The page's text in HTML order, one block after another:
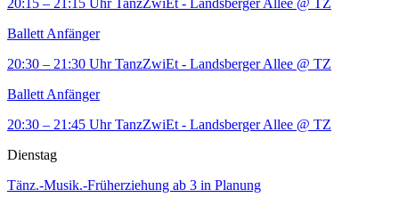
Ballett Anfänger
20:30 – 21:30 Uhr TanzZwiEt - Landsberger Allee @ TZ
Ballett Anfänger
20:30 – 21:45 Uhr TanzZwiEt - Landsberger Allee @ TZ
Dienstag
Tänz.-Musik.-Früherziehung ab 3 in Planung